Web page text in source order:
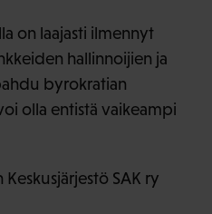
on laajasti ilmennyt
hallinnoijien ja
byrokratian
olla entistä vaikeampi
SAK ry